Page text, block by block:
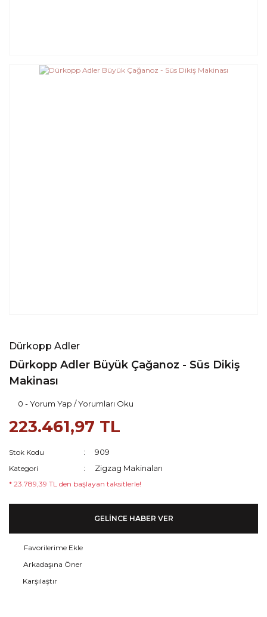
Dürkopp Adler
Dürkopp Adler Büyük Çağanoz - Süs Dikiş
Makinası
0 - Yorum Yap / Yorumları Oku
223.461,97 TL
Stok Kodu 909
Kategori Zigzag Makinaları
* 23.789,39 TL den başlayan taksitlerle!
GELİNCE HABER VER
Arkadaşına Öner
Karşılaştır